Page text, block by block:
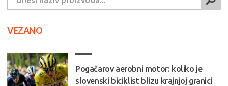
VEZANO
Pogačarov aerobni motor: koliko je
slovenski biciklist blizu krajnjoj granici